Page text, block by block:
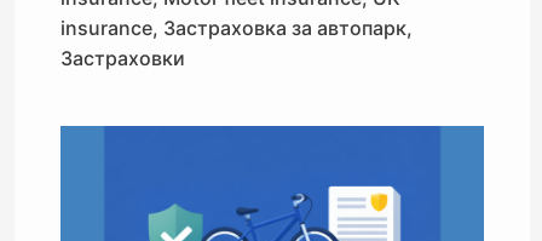
insurance, Застраховка за автопарк,
Застраховки